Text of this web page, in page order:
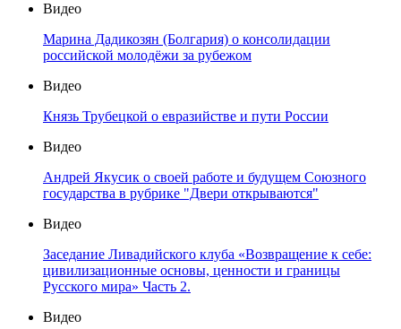
Видео
Марина Дадикозян (Болгария) о консолидации
российской молодёжи за рубежом
Видео
Князь Трубецкой о евразийстве и пути России
Видео
Андрей Якусик о своей работе и будущем Союзного
государства в рубрике "Двери открываются"
Видео
Заседание Ливадийского клуба «Возвращение к себе:
цивилизационные основы, ценности и границы
Русского мира» Часть 2.
Видео